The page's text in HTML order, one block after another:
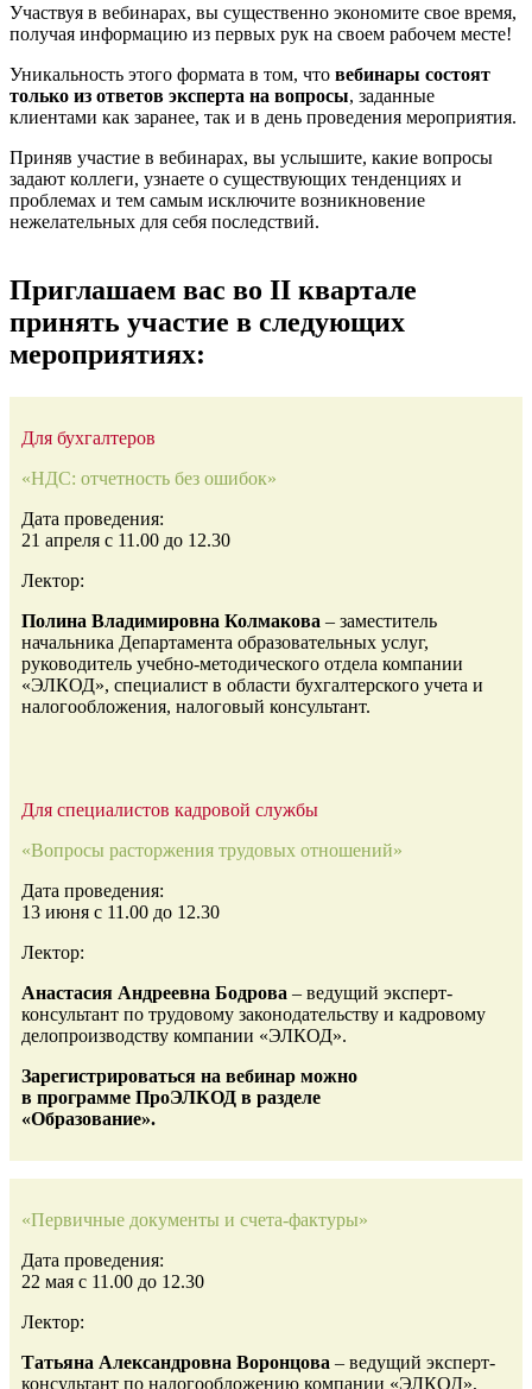
Участвуя в вебинарах, вы существенно экономите свое время,
получая информацию из первых рук на своем рабочем месте!
Уникальность этого формата в том, что вебинары состоят
только из ответов эксперта на вопросы, заданные
клиентами как заранее, так и в день проведения мероприятия.
Приняв участие в вебинарах, вы услышите, какие вопросы
задают коллеги, узнаете о существующих тенденциях и
проблемах и тем самым исключите возникновение
нежелательных для себя последствий.
Приглашаем вас во II квартале
принять участие в следующих
мероприятиях:
Для бухгалтеров
«НДС: отчетность без ошибок»
Дата проведения:
21 апреля с 11.00 до 12.30
Лектор:
Полина Владимировна Колмакова – заместитель
начальника Департамента образовательных услуг,
руководитель учебно-методического отдела компании
«ЭЛКОД», специалист в области бухгалтерского учета и
налогообложения, налоговый консультант.
Для специалистов кадровой службы
«Вопросы расторжения трудовых отношений»
Дата проведения:
13 июня с 11.00 до 12.30
Лектор:
Анастасия Андреевна Бодрова – ведущий эксперт-
консультант по трудовому законодательству и кадровому
делопроизводству компании «ЭЛКОД».
Зарегистрироваться на вебинар можно
в программе ПроЭЛКОД в разделе
«Образование».
«Первичные документы и счета-фактуры»
Дата проведения:
22 мая с 11.00 до 12.30
Лектор:
Татьяна Александровна Воронцова – ведущий эксперт-
консультант по налогообложению компании «ЭЛКОД»,